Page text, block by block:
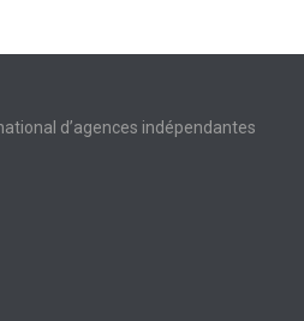
d’agences indépendantes